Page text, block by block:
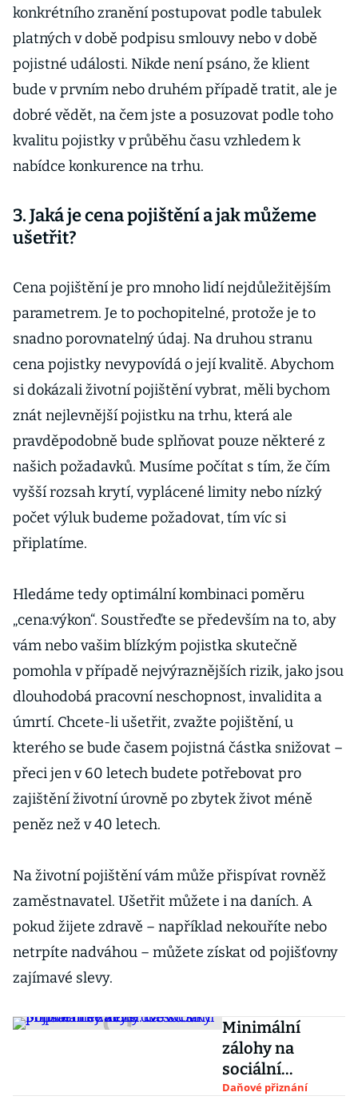
konkrétního zranění postupovat podle tabulek
platných v době podpisu smlouvy nebo v době
pojistné události. Nikde není psáno, že klient
bude v prvním nebo druhém případě tratit, ale je
dobré vědět, na čem jste a posuzovat podle toho
kvalitu pojistky v průběhu času vzhledem k
nabídce konkurence na trhu.
3. Jaká je cena pojištění a jak můžeme
ušetřit?
Cena pojištění je pro mnoho lidí nejdůležitějším
parametrem. Je to pochopitelné, protože je to
snadno porovnatelný údaj. Na druhou stranu
cena pojistky nevypovídá o její kvalitě. Abychom
si dokázali životní pojištění vybrat, měli bychom
znát nejlevnější pojistku na trhu, která ale
pravděpodobně bude splňovat pouze některé z
našich požadavků. Musíme počítat s tím, že čím
vyšší rozsah krytí, vyplácené limity nebo nízký
počet výluk budeme požadovat, tím víc si
připlatíme.
Hledáme tedy optimální kombinaci poměru
„cena:výkon“. Soustřeďte se především na to, aby
vám nebo vašim blízkým pojistka skutečně
pomohla v případě nejvýraznějších rizik, jako jsou
dlouhodobá pracovní neschopnost, invalidita a
úmrtí. Chcete-li ušetřit, zvažte pojištění, u
kterého se bude časem pojistná částka snižovat –
přeci jen v 60 letech budete potřebovat pro
zajištění životní úrovně po zbytek život méně
peněz než v 40 letech.
Na životní pojištění vám může přispívat rovněž
zaměstnavatel. Ušetřit můžete i na daních. A
pokud žijete zdravě – například nekouříte nebo
netrpíte nadváhou – můžete získat od pojišťovny
zajímavé slevy.
Minimální
zálohy na
sociální
pojištění se
Daňové přiznání